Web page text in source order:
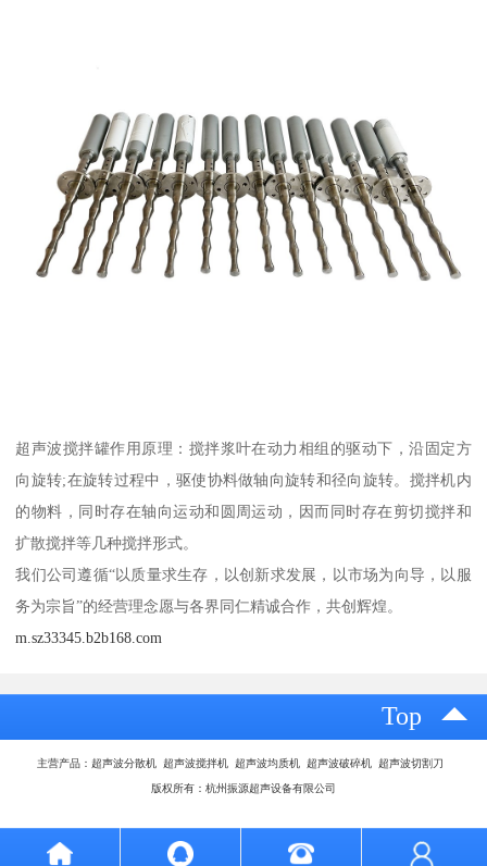
超声波搅拌罐作用原理：搅拌浆叶在动力相组的驱动下，沿固定方
向旋转;在旋转过程中，驱使协料做轴向旋转和径向旋转。搅拌机内
的物料，同时存在轴向运动和圆周运动，因而同时存在剪切搅拌和
扩散搅拌等几种搅拌形式。
我们公司遵循“以质量求生存，以创新求发展，以市场为向导，以服
务为宗旨”的经营理念愿与各界同仁精诚合作，共创辉煌。
m.sz33345.b2b168.com
Top
主营产品：超声波分散机 超声波搅拌机 超声波均质机 超声波破碎机 超声波切割刀
版权所有：杭州振源超声设备有限公司